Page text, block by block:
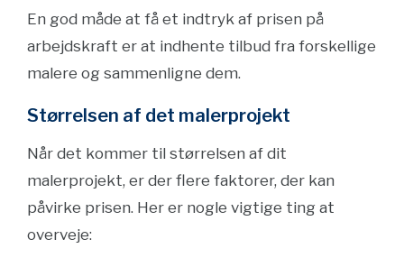
En god måde at få et indtryk af prisen på
arbejdskraft er at indhente tilbud fra forskellige
malere og sammenligne dem.
Størrelsen af det malerprojekt
Når det kommer til størrelsen af dit
malerprojekt, er der flere faktorer, der kan
påvirke prisen. Her er nogle vigtige ting at
overveje: